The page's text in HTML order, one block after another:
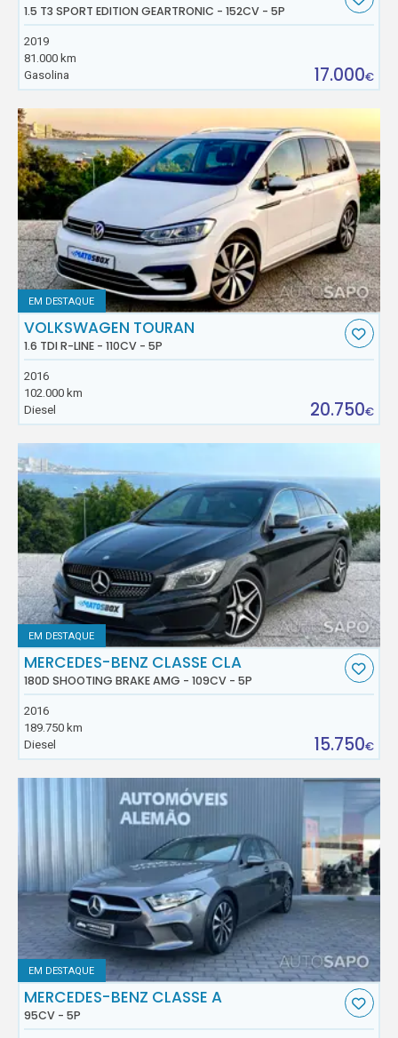
1.5 T3 SPORT EDITION GEARTRONIC - 152CV - 5P
2019
81.000 km
Gasolina
17.000€
EM DESTAQUE
VOLKSWAGEN TOURAN
1.6 TDI R-LINE - 110CV - 5P
2016
102.000 km
Diesel
20.750€
EM DESTAQUE
MERCEDES-BENZ CLASSE CLA
180D SHOOTING BRAKE AMG - 109CV - 5P
2016
189.750 km
Diesel
15.750€
EM DESTAQUE
MERCEDES-BENZ CLASSE A
95CV - 5P